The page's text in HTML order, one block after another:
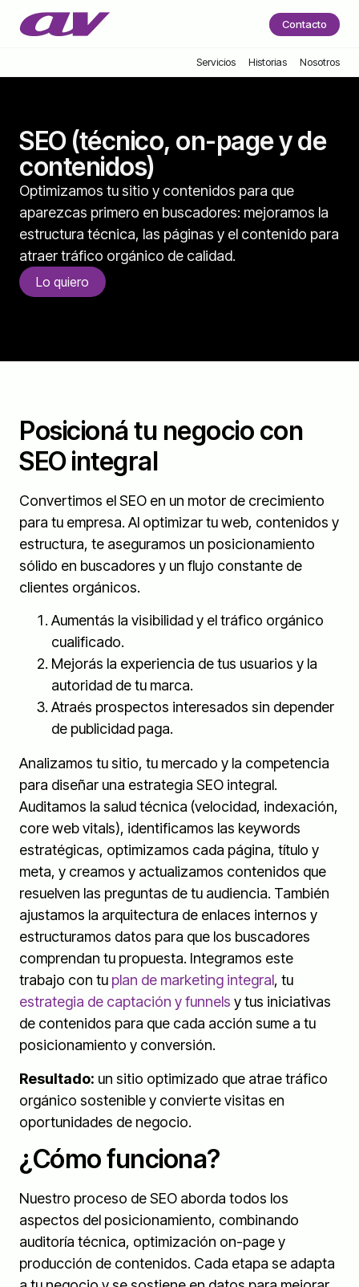
Contacto
Servicios Historias Nosotros
SEO (técnico, on-page y de
contenidos)
Optimizamos tu sitio y contenidos para que
aparezcas primero en buscadores: mejoramos la
estructura técnica, las páginas y el contenido para
atraer tráfico orgánico de calidad.
Lo quiero
Posicioná tu negocio con
SEO integral
Convertimos el SEO en un motor de crecimiento
para tu empresa. Al optimizar tu web, contenidos y
estructura, te aseguramos un posicionamiento
sólido en buscadores y un flujo constante de
clientes orgánicos.
Aumentás la visibilidad y el tráfico orgánico
cualificado.
Mejorás la experiencia de tus usuarios y la
autoridad de tu marca.
Atraés prospectos interesados sin depender
de publicidad paga.
Analizamos tu sitio, tu mercado y la competencia
para diseñar una estrategia SEO integral.
Auditamos la salud técnica (velocidad, indexación,
core web vitals), identificamos las keywords
estratégicas, optimizamos cada página, título y
meta, y creamos y actualizamos contenidos que
resuelven las preguntas de tu audiencia. También
ajustamos la arquitectura de enlaces internos y
estructuramos datos para que los buscadores
comprendan tu propuesta. Integramos este
trabajo con tu plan de marketing integral, tu
estrategia de captación y funnels y tus iniciativas
de contenidos para que cada acción sume a tu
posicionamiento y conversión.
Resultado: un sitio optimizado que atrae tráfico
orgánico sostenible y convierte visitas en
oportunidades de negocio.
¿Cómo funciona?
Nuestro proceso de SEO aborda todos los
aspectos del posicionamiento, combinando
auditoría técnica, optimización on-page y
producción de contenidos. Cada etapa se adapta